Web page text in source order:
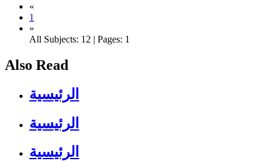
«
1
»
All Subjects: 12 | Pages: 1
Also Read
الرئيسية
الرئيسية
الرئيسية